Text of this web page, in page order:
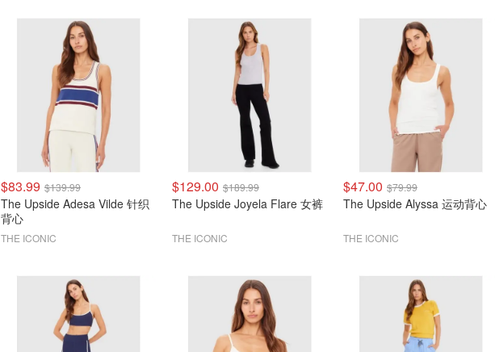
$83.99 $139.99
The Upside Adesa Vilde 针织
背心
THE ICONIC
$129.00 $189.99
The Upside Joyela Flare 女裤
THE ICONIC
$47.00 $79.99
The Upside Alyssa 运动背心
THE ICONIC